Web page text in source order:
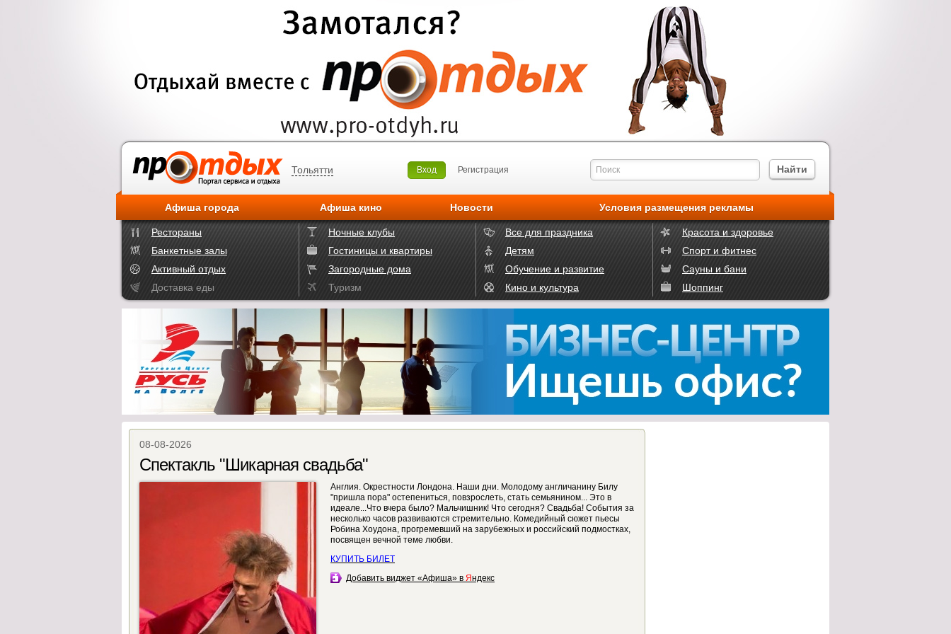
Тольятти Вход Регистрация
Афиша города Афиша кино Новости Условия размещения рекламы
Рестораны Ночные клубы Все для праздника
Красота и здоровье
Банкетные залы
Гостиницы и квартиры Детям
Спорт и фитнес
Активный отдых
Загородные дома Обучение и развитие
Сауны и бани
Доставка еды
Туризм Кино и культура Шоппинг
08-08-2026
Спектакль "Шикарная свадьба"
Англия. Окрестности Лондона. Наши дни. Молодому англичанину Билу
"пришла пора" остепениться, повзрослеть, стать семьянином... Это в
идеале...Что вчера было? Мальчишник! Что сегодня? Свадьба! События за
несколько часов развиваются стремительно. Комедийный сюжет пьесы
Робина Хоудона, прогремевший на зарубежных и российский подмостках,
посвящен вечной теме любви.
КУПИТЬ БИЛЕТ
Добавить виджет «Афиша» в Яндекс